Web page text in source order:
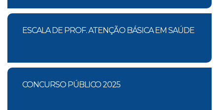
ESCALA DE PROF. ATENÇÃO BÁSICA EM SAÚDE
CONCURSO PÚBLICO 2025